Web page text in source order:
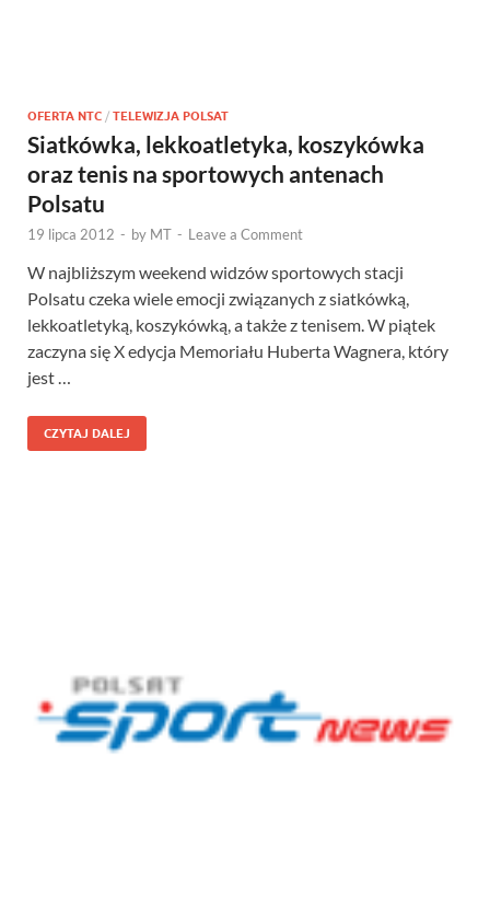
OFERTA NTC / TELEWIZJA POLSAT
Siatkówka, lekkoatletyka, koszykówka
oraz tenis na sportowych antenach
Polsatu
19 lipca 2012 - by MT - Leave a Comment
W najbliższym weekend widzów sportowych stacji
Polsatu czeka wiele emocji związanych z siatkówką,
lekkoatletyką, koszykówką, a także z tenisem. W piątek
zaczyna się X edycja Memoriału Huberta Wagnera, który
jest …
CZYTAJ DALEJ